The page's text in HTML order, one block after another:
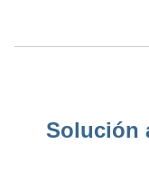
Solución